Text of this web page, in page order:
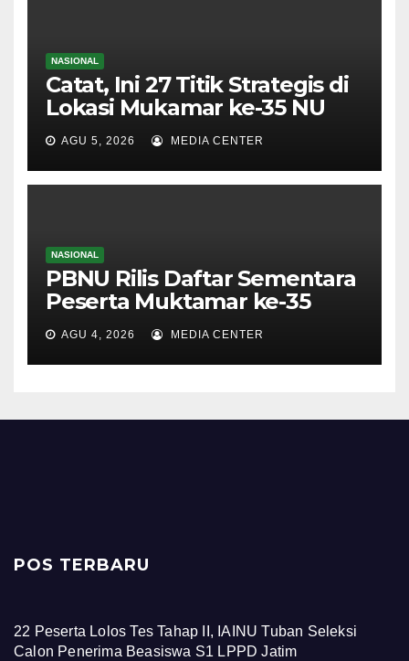
NASIONAL
Catat, Ini 27 Titik Strategis di
Lokasi Mukamar ke-35 NU
AGU 5, 2026 MEDIA CENTER
NASIONAL
PBNU Rilis Daftar Sementara
Peserta Muktamar ke-35
AGU 4, 2026 MEDIA CENTER
POS TERBARU
22 Peserta Lolos Tes Tahap II, IAINU Tuban Seleksi
Calon Penerima Beasiswa S1 LPPD Jatim